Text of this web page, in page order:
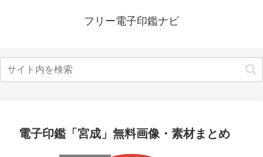
フリー電子印鑑ナビ
電子印鑑「宮成」無料画像・素材まとめ